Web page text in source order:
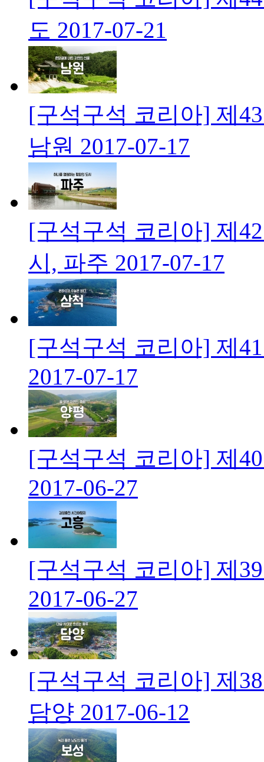
도 2017-07-21
[구석구석 코리아] 제
남원 2017-07-17
[구석구석 코리아] 제
시, 파주 2017-07-17
[구석구석 코리아] 제
2017-07-17
[구석구석 코리아] 제
2017-06-27
[구석구석 코리아] 제
2017-06-27
[구석구석 코리아] 제
담양 2017-06-12